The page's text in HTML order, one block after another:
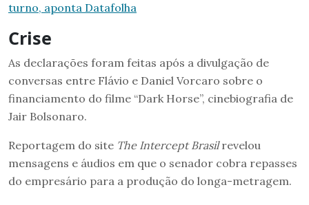
turno, aponta Datafolha
Crise
As declarações foram feitas após a divulgação de
conversas entre Flávio e Daniel Vorcaro sobre o
financiamento do filme “Dark Horse”, cinebiografia de
Jair Bolsonaro.
Reportagem do site The Intercept Brasilrevelou
mensagens e áudios em que o senador cobra repasses
do empresário para a produção do longa-metragem.